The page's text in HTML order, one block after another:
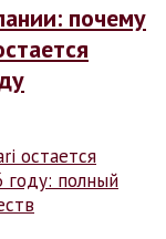
почему